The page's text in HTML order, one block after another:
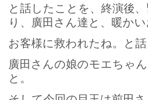
と話したことを、終演後
り、廣田さん達と、暖か
お客様に救われたね。と
廣田さんの娘のモエちゃ
と。